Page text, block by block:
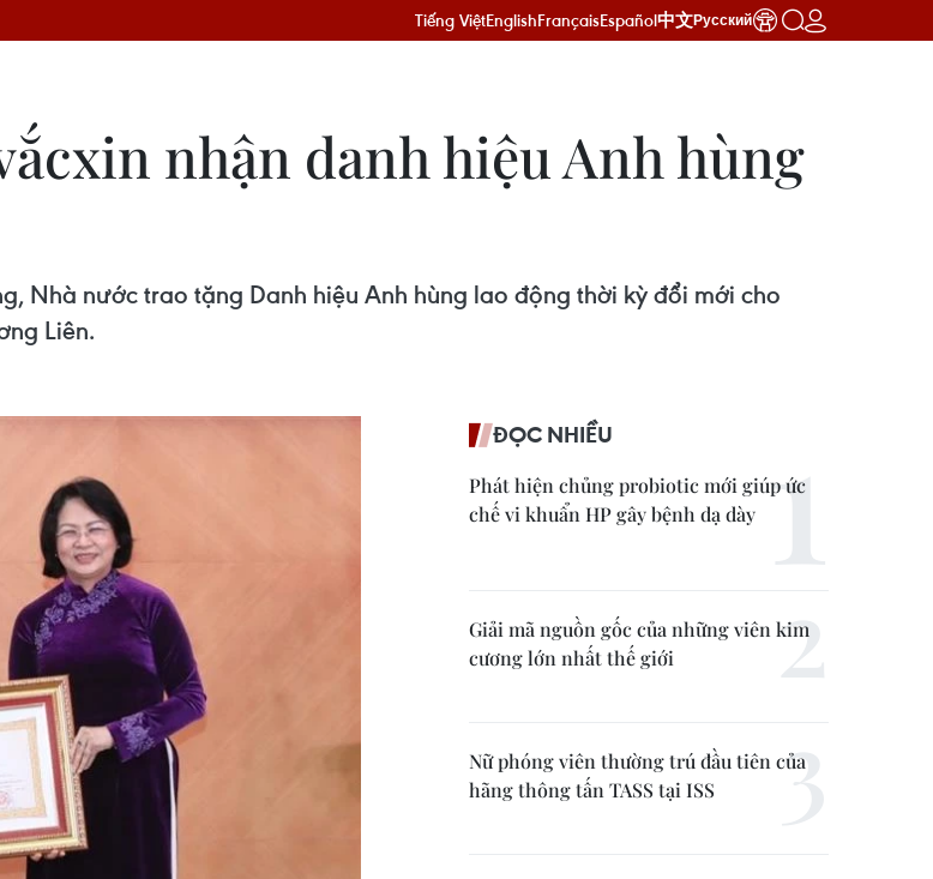
Tiếng ViệtEnglishFrançaisEspañol中文Русский
nhận danh hiệu Anh hùng
Nhà nước trao tặng Danh hiệu Anh hùng lao động thời kỳ đổi mới cho
Liên.
ĐỌC NHIỀU
Phát hiện chủng probiotic mới giúp ức
chế vi khuẩn HP gây bệnh dạ dày
Giải mã nguồn gốc của những viên kim
cương lớn nhất thế giới
Nữ phóng viên thường trú đầu tiên của
hãng thông tấn TASS tại ISS